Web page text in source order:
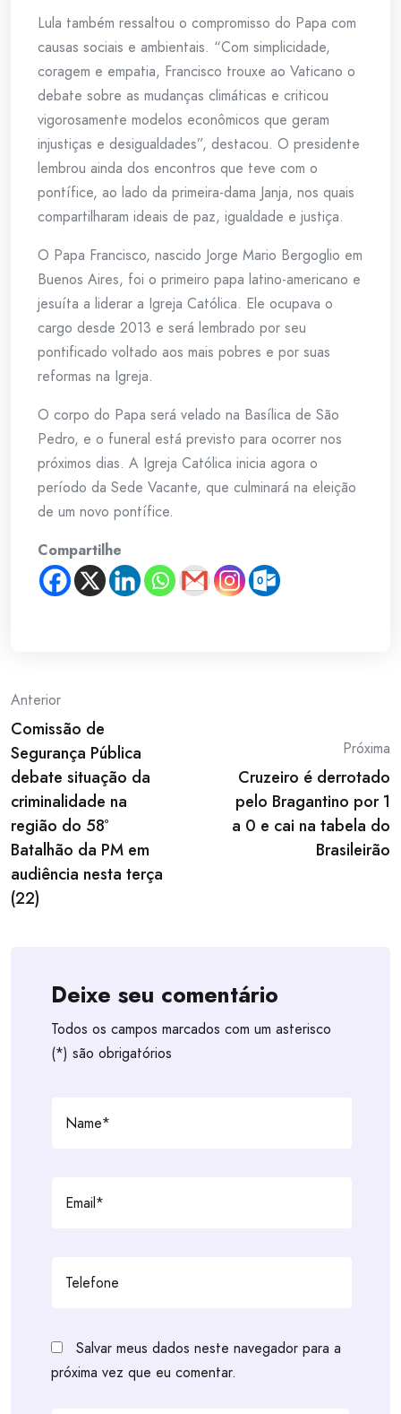
Lula também ressaltou o compromisso do Papa com
causas sociais e ambientais. “Com simplicidade,
coragem e empatia, Francisco trouxe ao Vaticano o
debate sobre as mudanças climáticas e criticou
vigorosamente modelos econômicos que geram
injustiças e desigualdades”, destacou. O presidente
lembrou ainda dos encontros que teve com o
pontífice, ao lado da primeira-dama Janja, nos quais
compartilharam ideais de paz, igualdade e justiça.​
O Papa Francisco, nascido Jorge Mario Bergoglio em
Buenos Aires, foi o primeiro papa latino-americano e
jesuíta a liderar a Igreja Católica. Ele ocupava o
cargo desde 2013 e será lembrado por seu
pontificado voltado aos mais pobres e por suas
reformas na Igreja.​
O corpo do Papa será velado na Basílica de São
Pedro, e o funeral está previsto para ocorrer nos
próximos dias. A Igreja Católica inicia agora o
período da Sede Vacante, que culminará na eleição
de um novo pontífice.​
Compartilhe
Post
navigation
Anterior
Comissão de
Segurança Pública
debate situação da
criminalidade na
região do 58º
Batalhão da PM em
audiência nesta terça
(22)
Próxima
Cruzeiro é derrotado
pelo Bragantino por 1
a 0 e cai na tabela do
Brasileirão
Deixe seu comentário
Todos os campos marcados com um asterisco
(*) são obrigatórios
Salvar meus dados neste navegador para a
próxima vez que eu comentar.